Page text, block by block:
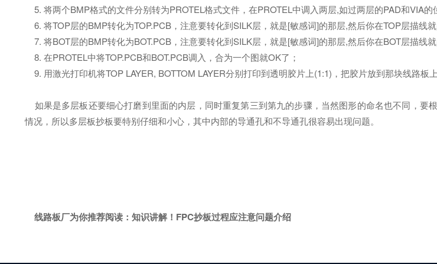
5. 将两个BMP格式的文件分别转为PROTEL格式文件，在PROTEL中调入两层,如过两层的PAD和VIA
6. 将TOP层的BMP转化为TOP.PCB，注意要转化到SILK层，就是[敏感词]的那层,然后你在TOP层描线
7. 将BOT层的BMP转化为BOT.PCB，注意要转化到SILK层，就是[敏感词]的那层,然后你在BOT层描线
8. 在PROTEL中将TOP.PCB和BOT.PCB调入，合为一个图就OK了；
9. 用激光打印机将TOP LAYER, BOTTOM LAYER分别打印到透明胶片上(1:1)，把胶片放到那块线路板
如果是多层板还要细心打磨到里面的内层，同时重复第三到第九的步骤，当然图形的命名也不同，
情况，所以多层板抄板要特别仔细和小心，其中内部的导通孔和不导通孔很容易出现问题。
线路板厂为你推荐阅读： 知识讲解！FPC抄板过程应注意问题介绍